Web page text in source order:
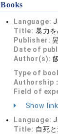
Books
Language:
Title: 暴力
Publisher:
Date of
Author(s):
Type of
Authorship
Field of
Show
Language:
Title: 自死